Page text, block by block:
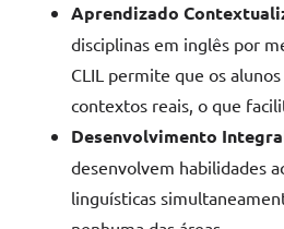
Aprendizado
disciplinas em inglês por
CLIL permite que os
contextos reais, o que
Desenvolvimento
desenvolvem habilidades
linguísticas